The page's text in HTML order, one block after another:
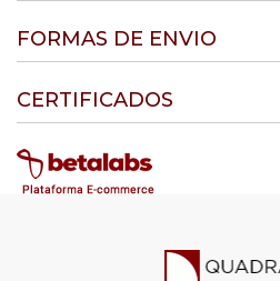
FORMAS DE ENVIO
CERTIFICADOS